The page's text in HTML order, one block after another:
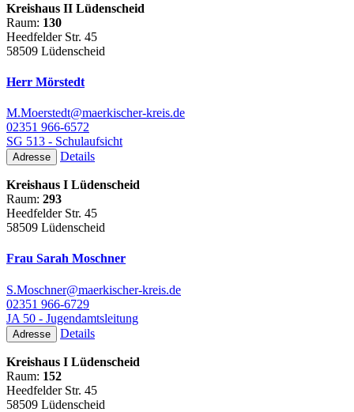
Kreishaus II Lüdenscheid
Raum: 130
Heedfelder Str. 45
58509 Lüdenscheid
Herr Mörstedt
M.Moerstedt@maerkischer-kreis.de
02351 966-6572
SG 513 - Schulaufsicht
Adresse Details
Kreishaus I Lüdenscheid
Raum: 293
Heedfelder Str. 45
58509 Lüdenscheid
Frau Sarah Moschner
S.Moschner@maerkischer-kreis.de
02351 966-6729
JA 50 - Jugendamtsleitung
Adresse Details
Kreishaus I Lüdenscheid
Raum: 152
Heedfelder Str. 45
58509 Lüdenscheid